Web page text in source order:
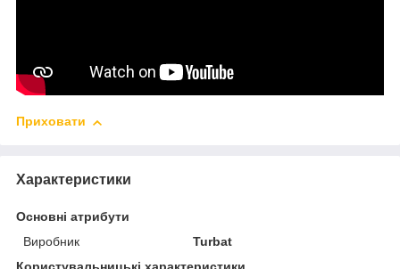
Приховати
Характеристики
Основні атрибути
Виробник
Turbat